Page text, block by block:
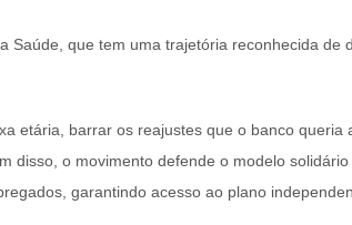
que tem uma trajetória reconhecida de
etária, barrar os reajustes que o banco queria
disso, o movimento defende o modelo
garantindo acesso ao plano